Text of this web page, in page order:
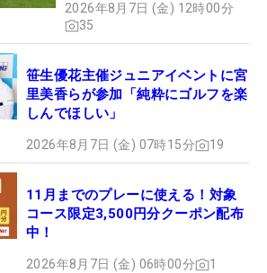
2026年8月7日 (金) 12時00分
35
笹生優花主催ジュニアイベントに宮
里美香らが参加「純粋にゴルフを楽
しんでほしい」
2026年8月7日 (金) 07時15分 19
11月までのプレーに使える！対象
コース限定3,500円分クーポン配布
中！
2026年8月7日 (金) 06時00分 1